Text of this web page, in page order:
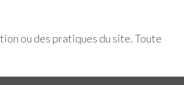
ou des pratiques du site. Toute